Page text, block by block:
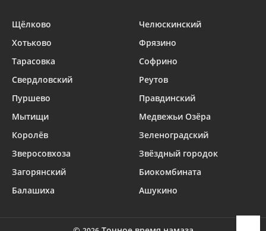
Щёлково
Челюскинский
Хотьково
Фрязино
Тарасовка
Софрино
Свердловский
Реутов
Пуршево
Правдинский
Мытищи
Медвежьи Озёра
Королёв
Зеленоградский
Зверосовхоза
Звёздный городок
Загорянский
Биокомбината
Балашиха
Ашукино